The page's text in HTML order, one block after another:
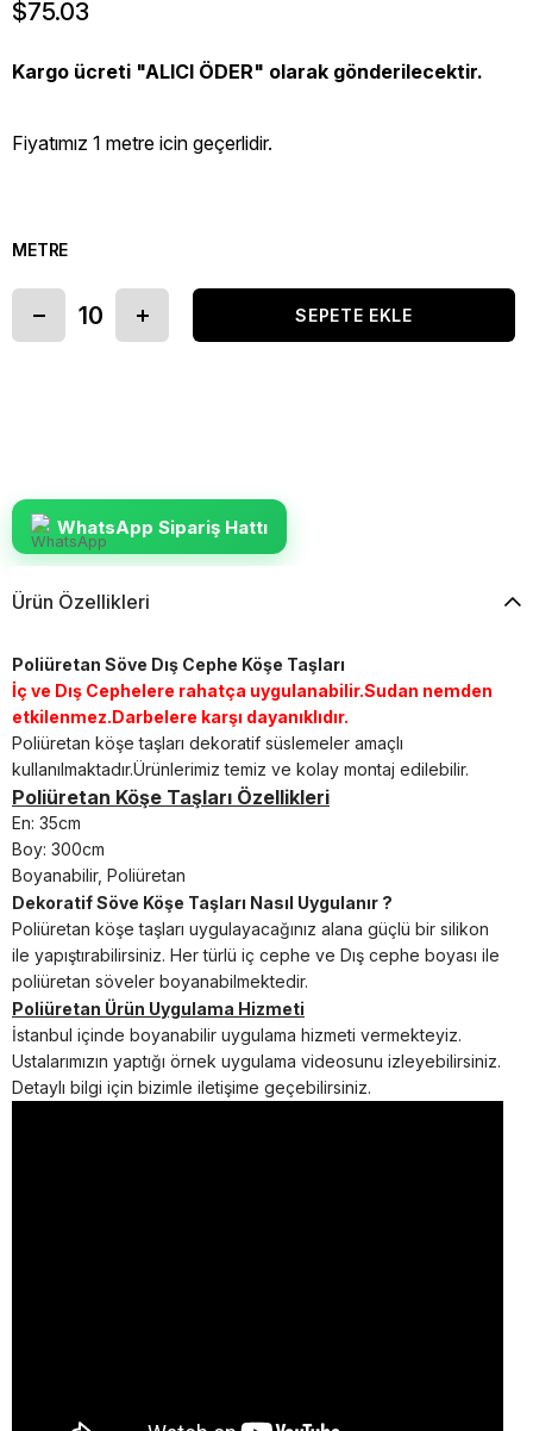
$75.03
Kargo ücreti "ALICI ÖDER" olarak gönderilecektir.
Fiyatımız 1 metre icin geçerlidir.
METRE
WhatsApp Sipariş Hattı
Ürün Özellikleri
Poliüretan Söve Dış Cephe Köşe Taşları
İç ve Dış Cephelere rahatça uygulanabilir.Sudan nemden
etkilenmez.Darbelere karşı dayanıklıdır.
Poliüretan köşe taşları dekoratif süslemeler amaçlı
kullanılmaktadır.Ürünlerimiz temiz ve kolay montaj edilebilir.
Poliüretan Köşe Taşları Özellikleri
En: 35cm
Boy: 300cm
Boyanabilir, Poliüretan
Dekoratif Söve Köşe Taşları Nasıl Uygulanır ?
Poliüretan köşe taşları uygulayacağınız alana güçlü bir silikon
ile yapıştırabilirsiniz. Her türlü iç cephe ve Dış cephe boyası ile
poliüretan söveler boyanabilmektedir.
Poliüretan Ürün Uygulama Hizmeti
İstanbul içinde boyanabilir uygulama hizmeti vermekteyiz.
Ustalarımızın yaptığı örnek uygulama videosunu izleyebilirsiniz.
Detaylı bilgi için bizimle iletişime geçebilirsiniz.